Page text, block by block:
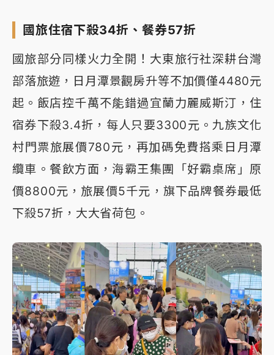
國旅住宿下殺34折、餐券57折
國旅部分同樣火力全開！大東旅行社深耕台灣
部落旅遊，日月潭景觀房升等不加價僅4480元
起。飯店控千萬不能錯過宜蘭力麗威斯汀，住
宿券下殺3.4折，每人只要3300元。九族文化
村門票旅展價780元，再加碼免費搭乘日月潭
纜車。餐飲方面，海霸王集團「好霸桌席」原
價8800元，旅展價5千元，旗下品牌餐券最低
下殺57折，大大省荷包。